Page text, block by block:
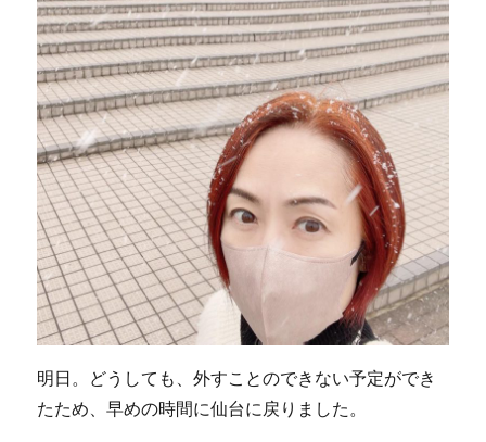
明日。どうしても、外すことのできない予定ができ
たため、早めの時間に仙台に戻りました。